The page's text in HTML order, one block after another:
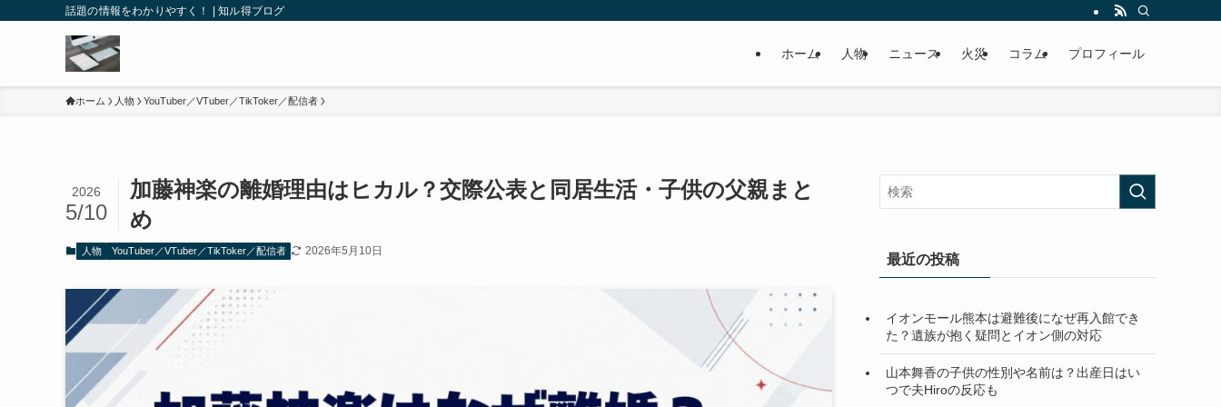
話題の情報をわかりやすく！ | 知ル得ブログ
ホーム 人物 ニュース 火災 コラム プロフィール
ホーム 人物 YouTuber／VTuber／TikToker／配信者
加藤神楽の離婚理由はヒカル？交際公表と同居生活・子供の父親まと
め
2026
5/10
人物 YouTuber／VTuber／TikToker／配信者 2026年5月10日
最近の投稿
イオンモール熊本は避難後になぜ再入館でき
た？遺族が抱く疑問とイオン側の対応
山本舞香の子供の性別や名前は？出産日はい
つで夫Hiroの反応も